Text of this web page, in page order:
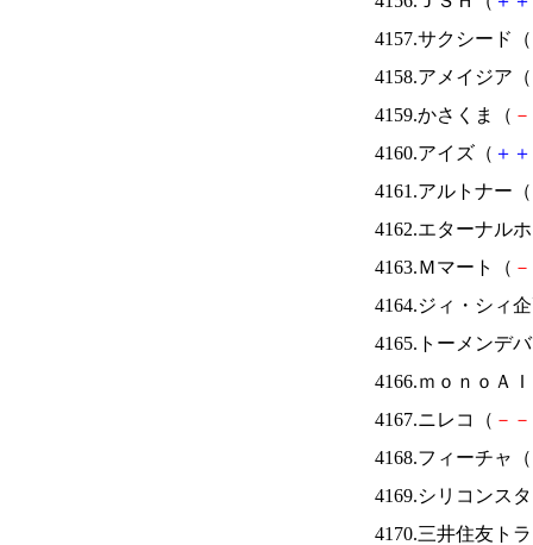
4157.サクシード（
4158.アメイジア（
4159.かさくま（ －
4160.アイズ（ ＋ ＋
4161.アルトナー（
4162.エターナル
4163.Ｍマート（ －
4164.ジィ・シィ
4165.トーメンデ
4166.ｍｏｎｏＡ
4167.ニレコ（ － －
4168.フィーチャ（
4169.シリコンス
4170.三井住友ト